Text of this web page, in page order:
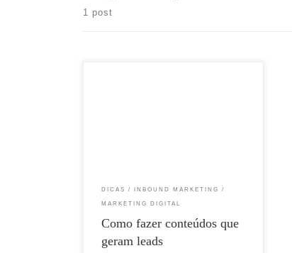
1 post
DICAS INBOUND MARKETING
MARKETING DIGITAL
Como fazer conteúdos que
geram leads